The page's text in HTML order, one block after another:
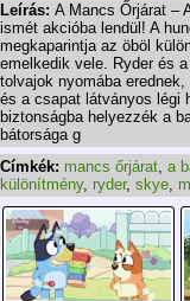
Leírás: A Mancs Őrjárat –
ismét akcióba lendül! A
megkaparintja az öböl
emelkedik vele. Ryder és
tolvajok nyomába
és a csapat látványos légi
biztonságba helyezzék a
bátorsága g
Címkék: mancs őrjárat, a
különítmény, ryder, skye,